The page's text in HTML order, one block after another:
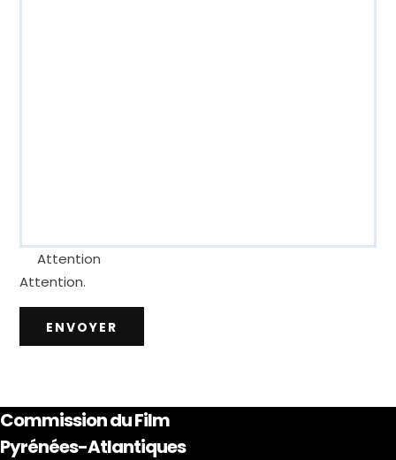
Attention
Attention.
ENVOYER
Commission du Film
Pyrénées-Atlantiques